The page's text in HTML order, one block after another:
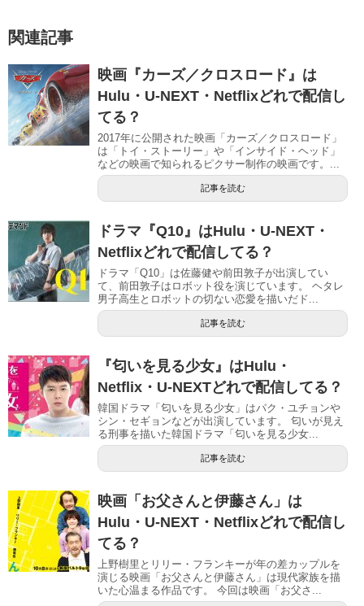
関連記事
映画『カーズ／クロスロード』は
Hulu・U-NEXT・Netflixどれで配信し
てる？
2017年に公開された映画「カーズ／クロスロード」
は「トイ・ストーリー」や「インサイド・ヘッド」
などの映画で知られるピクサー制作の映画です。...
記事を読む
ドラマ『Q10』はHulu・U-NEXT・
Netflixどれで配信してる？
ドラマ「Q10」は佐藤健や前田敦子が出演してい
て、前田敦子はロボット役を演じています。 ヘタレ
男子高生とロボットの切ない恋愛を描いだド...
記事を読む
『匂いを見る少女』はHulu・
Netflix・U-NEXTどれで配信してる？
韓国ドラマ「匂いを見る少女」はパク・ユチョンや
シン・セギョンなどが出演しています。 匂いが見え
る刑事を描いた韓国ドラマ「匂いを見る少女...
記事を読む
映画「お父さんと伊藤さん」は
Hulu・U-NEXT・Netflixどれで配信し
てる？
上野樹里とリリー・フランキーが年の差カップルを
演じる映画「お父さんと伊藤さん」は現代家族を描
いた心温まる作品です。 今回は映画「お父さ...